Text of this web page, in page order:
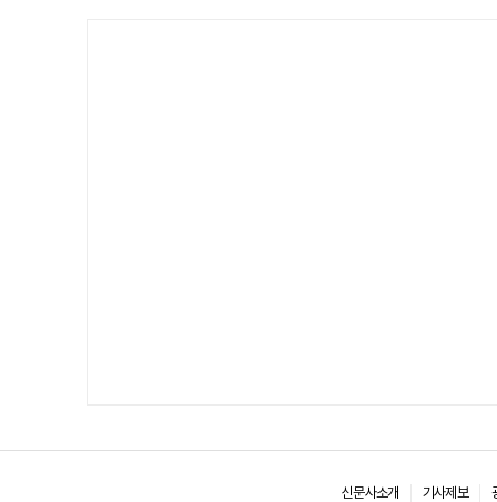
신문사소개 기사제보